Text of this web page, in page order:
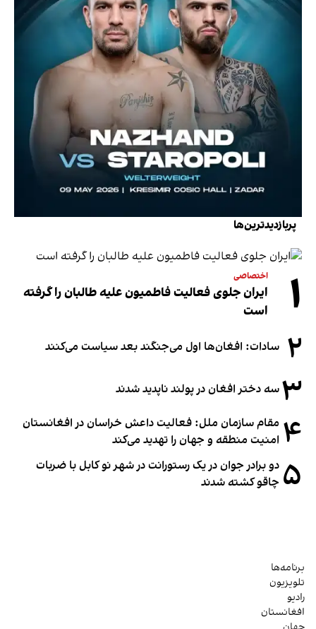
پربازدیدترین‌ها
۱ اختصاصی
ایران جلوی فعالیت فاطمیون علیه طالبان را گرفته
است
۲ سادات: افغان‌ها اول می‌جنگند بعد سیاست می‌کنند
۳سه دختر افغان در پولند ناپدید شدند
۴ مقام سازمان ملل: فعالیت داعش خراسان در افغانستان
امنیت منطقه و جهان را تهدید می‌کند
۵ دو برادر جوان در یک رستورانت در شهر نو کابل با ضربات
چاقو کشته شدند
برنامه‌ها
تلویزیون
رادیو
افغانستان